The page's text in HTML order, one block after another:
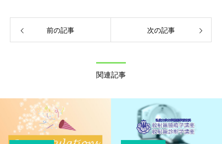
前の記事 次の記事
関連記事